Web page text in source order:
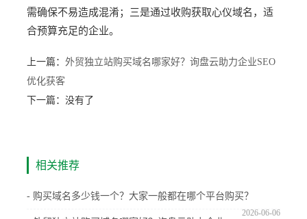
需确保不易造成混淆；三是通过收购获取心仪域名，适
合预算充足的企业。
上一篇： 外贸独立站购买域名哪家好？询盘云助力企业SEO
优化获客
下一篇：没有了
相关推荐
- 购买域名多少钱一个？大家一般都在哪个平台购买？
2026-06-06